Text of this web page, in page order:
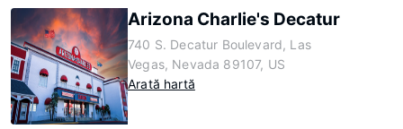
Arizona Charlie's Decatur
740 S. Decatur Boulevard, Las
Vegas, Nevada 89107, US
Arată hartă